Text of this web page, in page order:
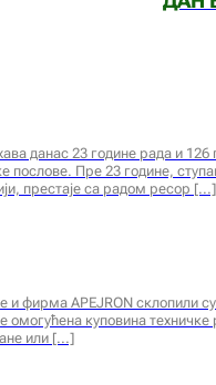
данас 23 године рада и 126
послове. Пре 23 године,
престаје са радом ресор
и фирма APEJRON склопили
куповина техничке
или